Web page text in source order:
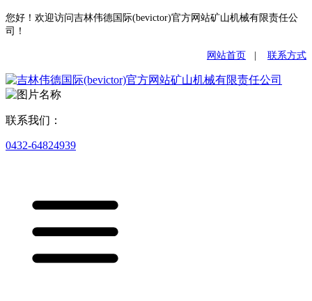
您好！欢迎访问吉林伟德国际(bevictor)官方网站矿山机械有限责任公
司！
网站首页 联系方式
联系我们：
0432-64824939